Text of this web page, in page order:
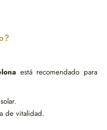
está recomendado para
de vitalidad.